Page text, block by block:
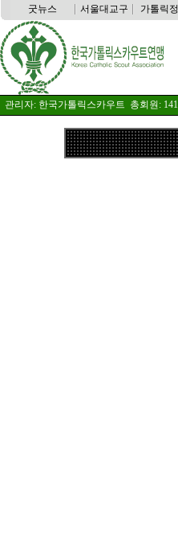
굿뉴스 서울대교구 가톨릭
관리자: 한국가톨릭스카우트 총회원: